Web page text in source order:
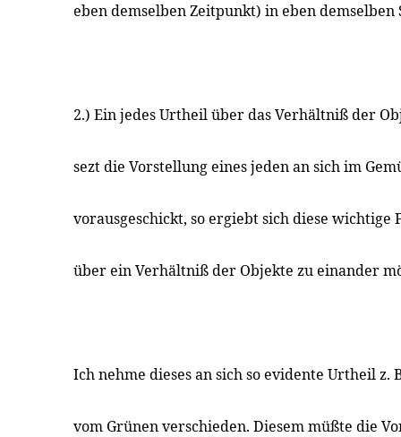
eben demselben Zeitpunkt) in eben
2.) Ein jedes Urtheil über das Verhältniß der
sezt die Vorstellung eines jeden an sich im
vorausgeschickt, so ergiebt sich diese
über ein Verhältniß der Objekte zu einander
Ich nehme dieses an sich so evidente Urtheil z.
vom Grünen verschieden. Diesem müßte die